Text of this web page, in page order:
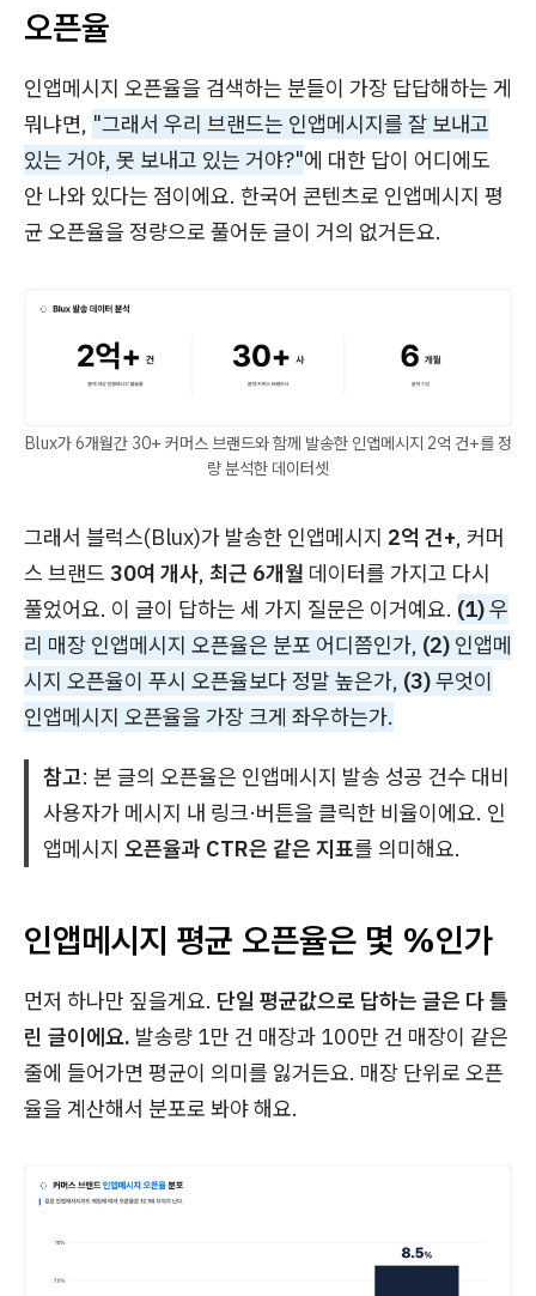
오픈율
인앱메시지 오픈율을 검색하는 분들이 가장 답답해하는 게
뭐냐면, "그래서 우리 브랜드는 인앱메시지를 잘 보내고
있는 거야, 못 보내고 있는 거야?"에 대한 답이 어디에도
안 나와 있다는 점이에요. 한국어 콘텐츠로 인앱메시지 평
균 오픈율을 정량으로 풀어둔 글이 거의 없거든요.
Blux가 6개월간 30+ 커머스 브랜드와 함께 발송한 인앱메시지 2억 건+를 정
량 분석한 데이터셋
그래서 블럭스(Blux)가 발송한 인앱메시지 2억 건+, 커머
스 브랜드 30여 개사, 최근 6개월 데이터를 가지고 다시
풀었어요. 이 글이 답하는 세 가지 질문은 이거예요. (1)우
리 매장 인앱메시지 오픈율은 분포 어디쯤인가, (2) 인앱메
시지 오픈율이 푸시 오픈율보다 정말 높은가, (3)무엇이
인앱메시지 오픈율을 가장 크게 좌우하는가.
참고: 본 글의 오픈율은 인앱메시지 발송 성공 건수 대비
사용자가 메시지 내 링크·버튼을 클릭한 비율이에요. 인
앱메시지 오픈율과 CTR은 같은 지표를 의미해요.
인앱메시지 평균 오픈율은 몇 %인가
먼저 하나만 짚을게요. 단일 평균값으로 답하는 글은 다 틀
린 글이에요. 발송량 1만 건 매장과 100만 건 매장이 같은
줄에 들어가면 평균이 의미를 잃거든요. 매장 단위로 오픈
율을 계산해서 분포로 봐야 해요.